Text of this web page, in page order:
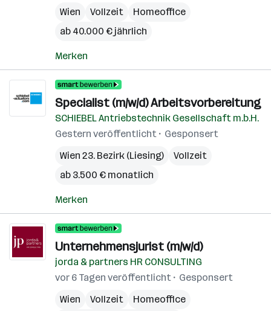
Wien
Vollzeit
Homeoffice
ab 40.000 € jährlich
Merken
Specialist (m/w/d) Arbeitsvorbereitung
SCHIEBEL Antriebstechnik Gesellschaft m.b.H.
Gestern veröffentlicht
Gesponsert
Wien 23. Bezirk (Liesing)
Vollzeit
ab 3.500 € monatlich
Merken
Unternehmensjurist (m/w/d)
jorda & partners HR CONSULTING
vor 6 Tagen veröffentlicht
Gesponsert
Wien
Vollzeit
Homeoffice